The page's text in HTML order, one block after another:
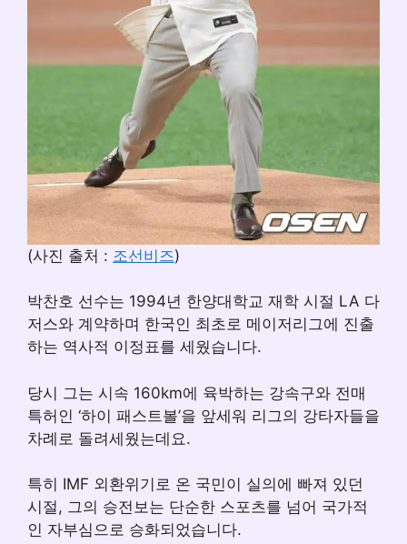
(사진 출처 : 조선비즈)
박찬호 선수는 1994년 한양대학교 재학 시절 LA 다
저스와 계약하며 한국인 최초로 메이저리그에 진출
하는 역사적 이정표를 세웠습니다.
당시 그는 시속 160km에 육박하는 강속구와 전매
특허인 ‘하이 패스트볼’을 앞세워 리그의 강타자들을
차례로 돌려세웠는데요.
특히 IMF 외환위기로 온 국민이 실의에 빠져 있던
시절, 그의 승전보는 단순한 스포츠를 넘어 국가적
인 자부심으로 승화되었습니다.